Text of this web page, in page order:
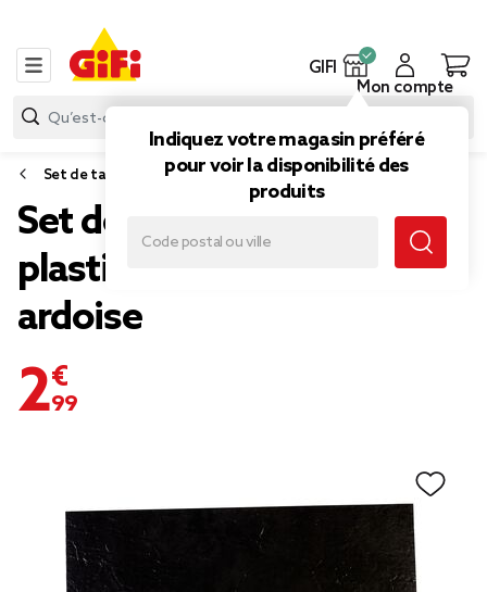
GIFI
Indiquez votre magasin préféré
pour voir la disponibilité des
produits
Mon compte
Set de table
Set de table rectangulaire
plastique noir effet
ardoise
2,99 €